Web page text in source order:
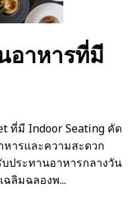
อาหารที่มี
ที่มี Indoor Seating คัด
ารและความสะดวก
ประทานอาหารกลางวัน
ฉลิมฉลองพ...